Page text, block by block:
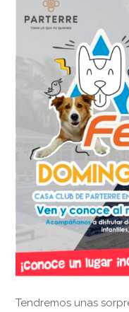
Tendremos unas